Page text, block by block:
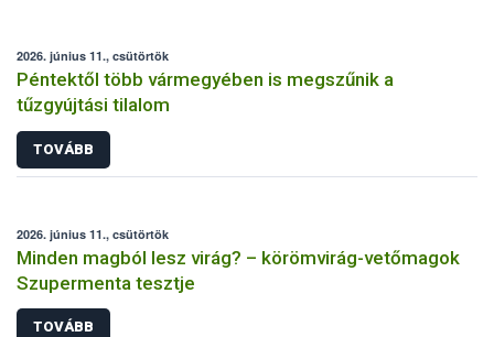
2026. június 11., csütörtök
Péntektől több vármegyében is megszűnik a
tűzgyújtási tilalom
TOVÁBB
2026. június 11., csütörtök
Minden magból lesz virág? – körömvirág-vetőmagok
Szupermenta tesztje
TOVÁBB